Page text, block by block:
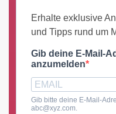
Erhalte exklusive
und Tipps rund um
Gib deine E-Mail-
anzumelden
Gib bitte deine E-Mail-
abc@xyz.com.